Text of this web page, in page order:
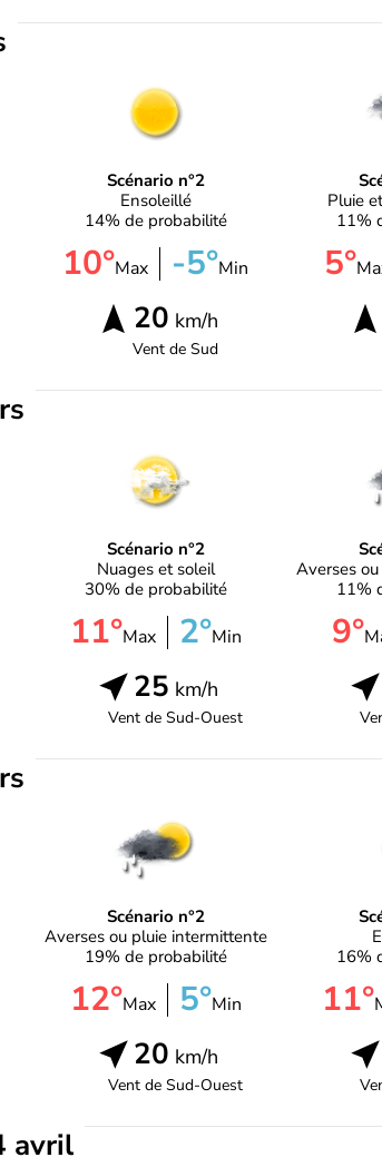
Scénario n°2
Ensoleillé
14% de probabilité
10°Max -5°Min
20 km/h
Vent deSud
Pluie
11%
5°
Scénario n°2
Nuages et soleil
30% de probabilité
11°Max 2°Min
25 km/h
Vent deSud-Ouest
Averses
11%
9°
Scénario n°2
Averses ou pluie intermittente
19% de probabilité
12°Max 5°Min
20 km/h
Vent deSud-Ouest
16%
11°
avril